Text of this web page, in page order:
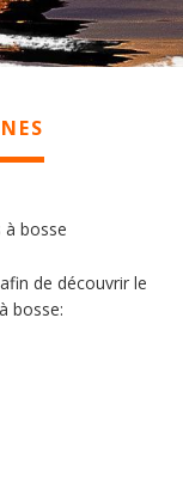
à bosse
de découvrir le
bosse: